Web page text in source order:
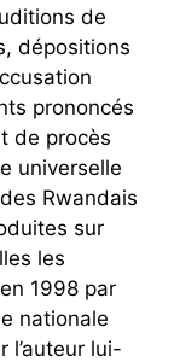
de
dépositions
prononcés
de procès
universelle
Rwandais
sur
les
1998 par
nationale
l’auteur lui-